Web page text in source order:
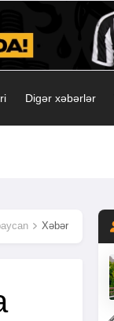
Digər xəbərlər
Xəbər